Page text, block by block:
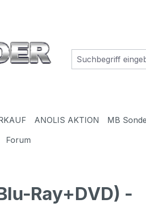
ANOLIS AKTION MB
Forum
Ray+DVD) -